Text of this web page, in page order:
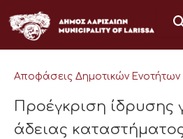
στο
περιεχόμενο
Αποφάσεις Δημοτικών Ενοτήτων
Προέγκριση ίδρυσης
άδειας καταστήματος